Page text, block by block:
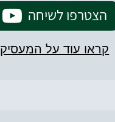
הצטרפו לשיחה
קראו עוד על המעסיק